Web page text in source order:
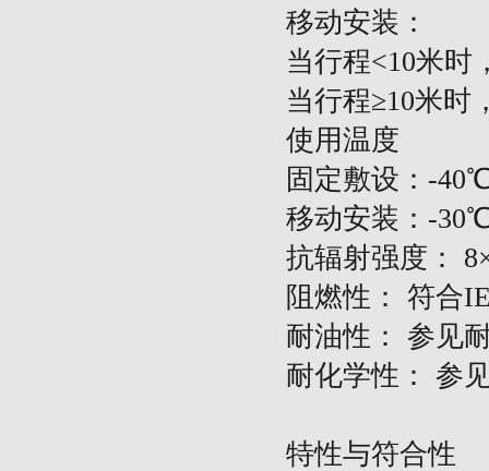
移动安装：
当行程<10米时
当行程≥10米时
使用温度
固定敷设： -
移动安装： -
抗辐射强度：
阻燃性：
符合
耐油性：
参见
耐化学性：
参
特性与符合性